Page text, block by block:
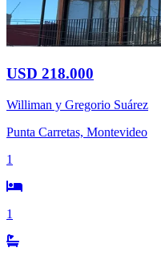
USD 218.000
Williman y Gregorio Suárez
Punta Carretas, Montevideo
1
1